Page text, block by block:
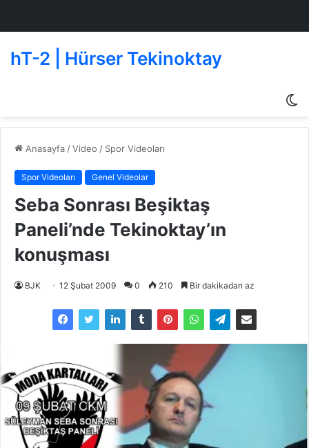
hT-2 | Hürser Tekinoktay
Anasayfa /Video / Spor Videoları
Spor Videoları Genel Videolar
Seba Sonrası Beşiktaş
Paneli’nde Tekinoktay’ın
konuşması
BJK 12 Şubat 2009 0 210 Bir dakikadan az